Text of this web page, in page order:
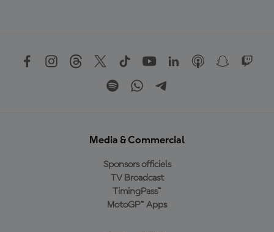
Media & Commercial
Sponsors officiels
TV Broadcast
TimingPass™
MotoGP™ Apps